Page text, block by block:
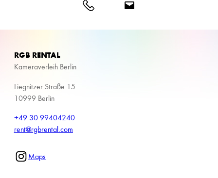
RGB RENTAL
Kameraverleih Berlin
Liegnitzer Straße 15
10999 Berlin
+49 30 99404240
rent@rgbrental.com
Maps